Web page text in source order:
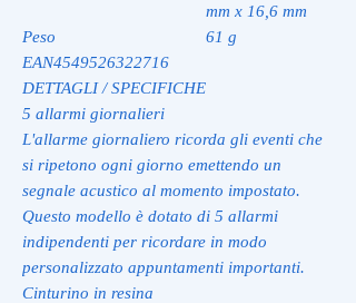
mm x 16,6 mm
Peso
61 g
EAN4549526322716
DETTAGLI / SPECIFICHE
5 allarmi giornalieri
L'allarme giornaliero ricorda gli eventi che
si ripetono ogni giorno emettendo un
segnale acustico al momento impostato.
Questo modello è dotato di 5 allarmi
indipendenti per ricordare in modo
personalizzato appuntamenti importanti.
Cinturino in resina